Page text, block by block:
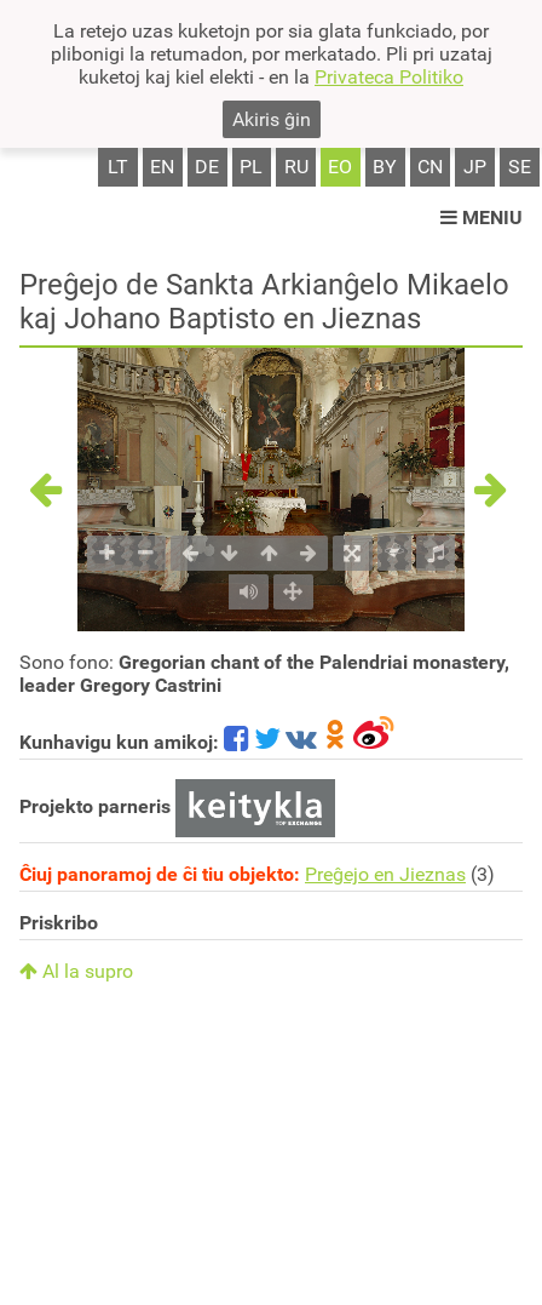
La retejo uzas kuketojn por sia glata funkciado, por
plibonigi la retumadon, por merkatado. Pli pri uzataj
kuketoj kaj kiel elekti - en la Privateca Politiko
Akiris ĝin
LT EN DE PL RU EO BY CN JP SE
MENIU
Preĝejo de Sankta Arkianĝelo Mikaelo
kaj Johano Baptisto en Jieznas
Sono fono: Gregorian chant of the Palendriai monastery,
leader Gregory Castrini
Kunhavigu kun amikoj:
Projekto parneris
Ĉiuj panoramoj de ĉi tiu objekto: Preĝejo en Jieznas (3)
Priskribo
Al la supro